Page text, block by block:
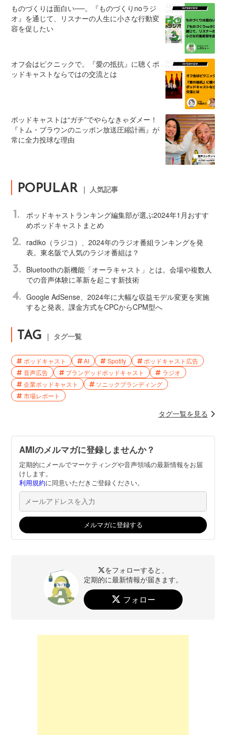
ものづくりは面白い──。『ものづくりnoラジ
オ』を通じて、リスナーの人生に小さな行動変
容を促したい
オフ会はピクニックで。『愛の抵抗』に聴くポ
ッドキャストならではの交流とは
ポッドキャストは“ガチ”でやらなきゃダメー！
『トム・ブラウンのニッポン放送圧縮計画』が
常に全力投球な理由
POPULAR ｜ 人気記事
1.
ポッドキャストランキング編集部が選ぶ2024年1月おすす
めポッドキャストまとめ
2.
radiko（ラジコ）、2024年のラジオ番組ランキングを発
表。東名阪で人気のラジオ番組は？
3.
Bluetoothの新機能「オーラキャスト」とは。会場や複数人
での音声体験に革新を起こす新技術
4. Google AdSense、2024年に大幅な収益モデル変更を実施
すると発表。課金方式をCPCからCPM型へ
TAG ｜ タグ一覧
ポッドキャスト AI Spotify
ポッドキャスト広告
音声広告
ブランデッドポッドキャスト
ラジオ
企業ポッドキャスト
ソニックブランディング
市場レポート
タグ一覧を見る
AMIのメルマガに登録しませんか？
定期的にメールでマーケティングや音声領域の最新情報をお届
けします。
利用規約に同意いただきご登録ください。
をフォローすると、
定期的に最新情報が届きます。
フォロー